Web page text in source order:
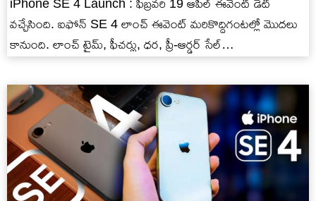
iPhone SE 4 Launch : ఫిబ్రవరి 19 ఆపిల్ ఈవెంట్ డేట్
వచ్చేసింది. ఐఫోన్ SE 4 లాంచ్ ఈవెంట్ మరికొద్దిగంటల్లో మొదలు
కానుంది. లాంచ్ టైమ్, ఫీచర్లు, ధర, ప్రీ-ఆర్డర్ సేల్…